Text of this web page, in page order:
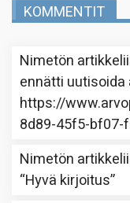
KOMMENTIT
Nimetön
ennätti uutisoida
https://
8d89-45f5-bf07-
Nimetön
“Hyvä kirjoitus”